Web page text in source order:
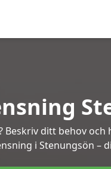
ditt behov
i Stenungsön –